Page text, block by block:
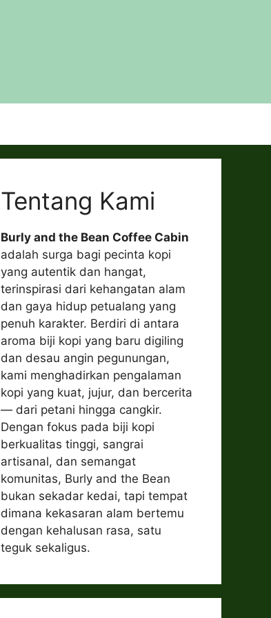
Tentang Kami
Burly and the Bean Coffee Cabin
adalah surga bagi pecinta kopi
yang autentik dan hangat,
terinspirasi dari kehangatan alam
dan gaya hidup petualang yang
penuh karakter. Berdiri di antara
aroma biji kopi yang baru digiling
dan desau angin pegunungan,
kami menghadirkan pengalaman
kopi yang kuat, jujur, dan bercerita
— dari petani hingga cangkir.
Dengan fokus pada biji kopi
berkualitas tinggi, sangrai
artisanal, dan semangat
komunitas, Burly and the Bean
bukan sekadar kedai, tapi tempat
dimana kekasaran alam bertemu
dengan kehalusan rasa, satu
teguk sekaligus.